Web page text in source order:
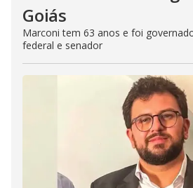
Goiás
Marconi tem 63 anos e foi
federal e senador